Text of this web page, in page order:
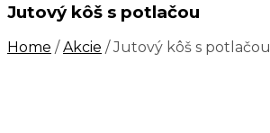
Jutový kôš s potlačou
Home / Akcie / Jutový kôš s potlačou